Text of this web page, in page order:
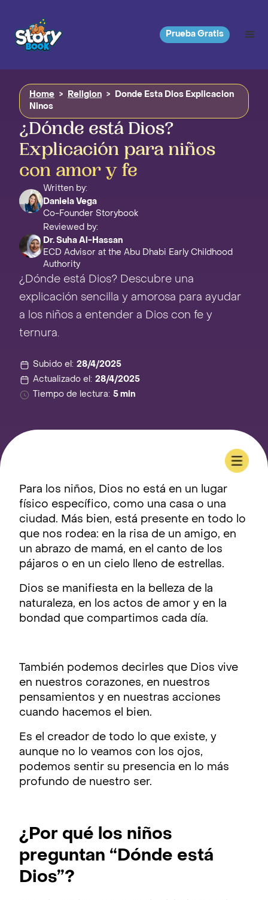
Prueba Gratis
Home > Religion >
Donde Esta Dios Explicacion
Ninos
¿Dónde está Dios?
Explicación para niños
con amor y fe
Written by:
Daniela Vega
Co-Founder Storybook
Reviewed by:
Dr. Suha Al-Hassan
ECD Advisor at the Abu Dhabi Early Childhood
Authority
¿Dónde está Dios? Descubre una
explicación sencilla y amorosa para ayudar
a los niños a entender a Dios con fe y
ternura.
Subido el: 28/4/2025
Actualizado el: 28/4/2025
Tiempo de lectura: 5 min
Para los niños, Dios no está en un lugar
físico específico, como una casa o una
ciudad. Más bien, está presente en todo lo
que nos rodea: en la risa de un amigo, en
un abrazo de mamá, en el canto de los
pájaros o en un cielo lleno de estrellas.
Dios se manifiesta en la belleza de la
naturaleza, en los actos de amor y en la
bondad que compartimos cada día.
También podemos decirles que Dios vive
en nuestros corazones, en nuestros
pensamientos y en nuestras acciones
cuando hacemos el bien.
Es el creador de todo lo que existe, y
aunque no lo veamos con los ojos,
podemos sentir su presencia en lo más
profundo de nuestro ser.
¿Por qué los niños
preguntan “Dónde está
Dios”?